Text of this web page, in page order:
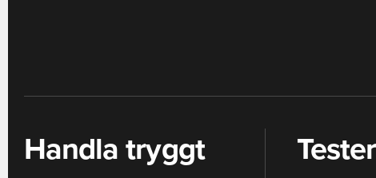
Handla tryggt Tester